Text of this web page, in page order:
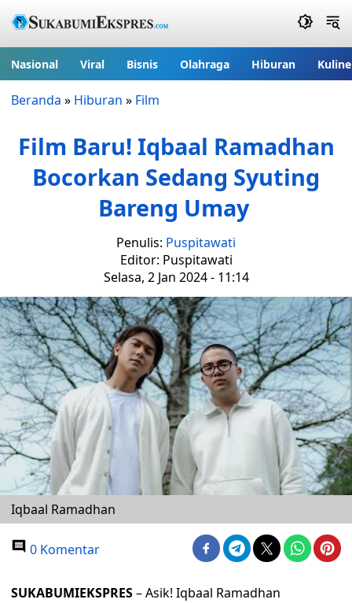
Nasional Viral Bisnis Olahraga Hiburan
Beranda » Hiburan » Film
Film Baru! Iqbaal Ramadhan
Bocorkan Sedang Syuting
Bareng Umay
Penulis: Puspitawati
Editor: Puspitawati
Selasa, 2 Jan 2024 - 11:14
Iqbaal Ramadhan
0 Komentar
SUKABUMIEKSPRES– Asik! Iqbaal Ramadhan